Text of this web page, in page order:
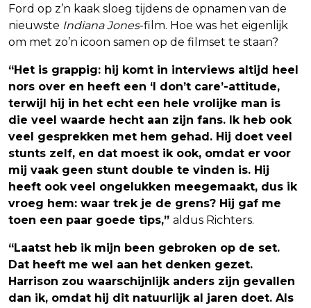
Ford op z’n kaak sloeg tijdens de opnamen van de
nieuwste Indiana Jones-film. Hoe was het eigenlijk
om met zo’n icoon samen op de filmset te staan?
“Het is grappig: hij komt in interviews altijd heel
nors over en heeft een ‘I don’t care’-attitude,
terwijl hij in het echt een hele vrolijke man is
die veel waarde hecht aan zijn fans. Ik heb ook
veel gesprekken met hem gehad. Hij doet veel
stunts zelf, en dat moest ik ook, omdat er voor
mij vaak geen stunt double te vinden is. Hij
heeft ook veel ongelukken meegemaakt, dus ik
vroeg hem: waar trek je de grens? Hij gaf me
toen een paar goede tips,” aldus Richters.
“Laatst heb ik mijn been gebroken op de set.
Dat heeft me wel aan het denken gezet.
Harrison zou waarschijnlijk anders zijn gevallen
dan ik, omdat hij dit natuurlijk al jaren doet. Als